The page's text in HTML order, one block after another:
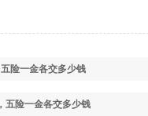
险一金各交多少钱
五险一金各交多少钱